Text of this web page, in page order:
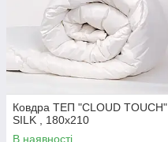
Ковдра ТЕП "CLOUD TOUCH"
SILK , 180x210
В наявності